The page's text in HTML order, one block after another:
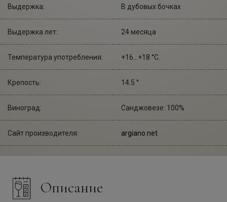
Выдержка: В дубовых бочках
Выдержка лет: 24 месяца
Температура употребления: +16...+18 °С.
Крепость: 14.5 °
Виноград: Санджовезе: 100%
Сайт производителя: argiano.net
Описание